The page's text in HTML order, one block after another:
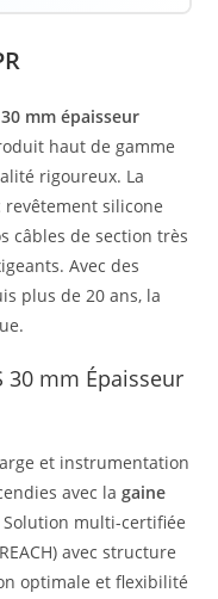
mm épaisseur
haut de gamme
rigoureux. La
silicone
câbles de section très
Avec des
plus de 20 ans, la
30 mm Épaisseur
et instrumentation
avec lagaine
Solution multi-certifiée
avec structure
optimale et flexibilité